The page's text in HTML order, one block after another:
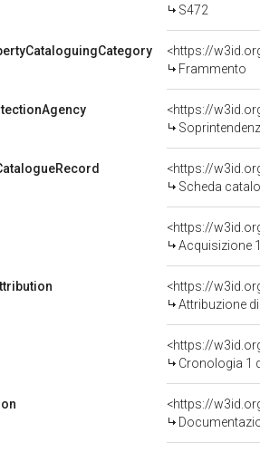
S472
<https://
Frammento
<https://
Soprintendenza
<https://
Scheda
<https://
Acquisizione
Attribuzione
<https://
Cronologia 1